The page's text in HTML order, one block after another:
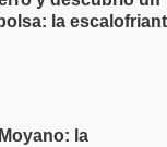
la
la